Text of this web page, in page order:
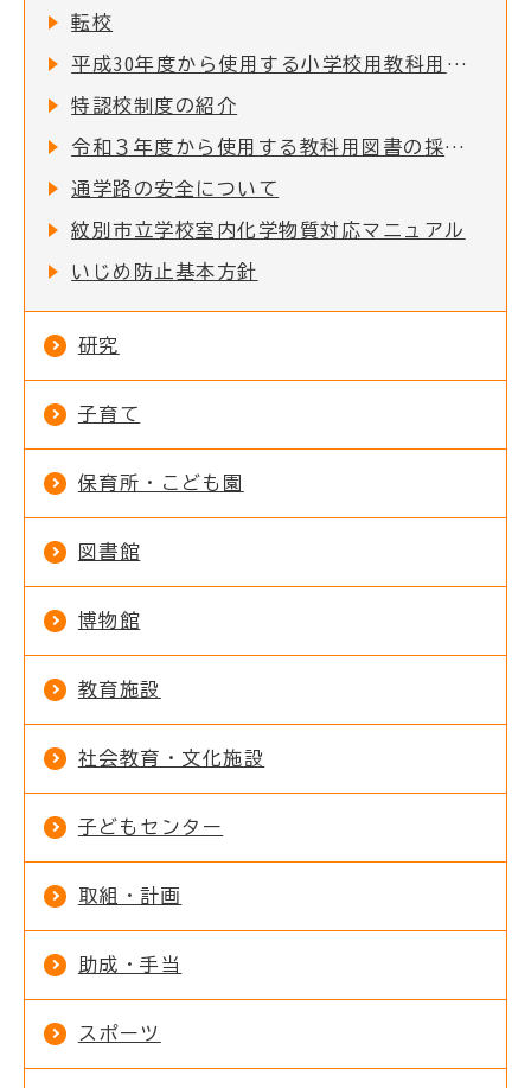
転校
平成30年度から使用する小学校用教科用図書の採択結果について
特認校制度の紹介
令和３年度から使用する教科用図書の採択結果について
通学路の安全について
紋別市立学校室内化学物質対応マニュアル
いじめ防止基本方針
研究
子育て
保育所・こども園
図書館
博物館
教育施設
社会教育・文化施設
子どもセンター
取組・計画
助成・手当
スポーツ